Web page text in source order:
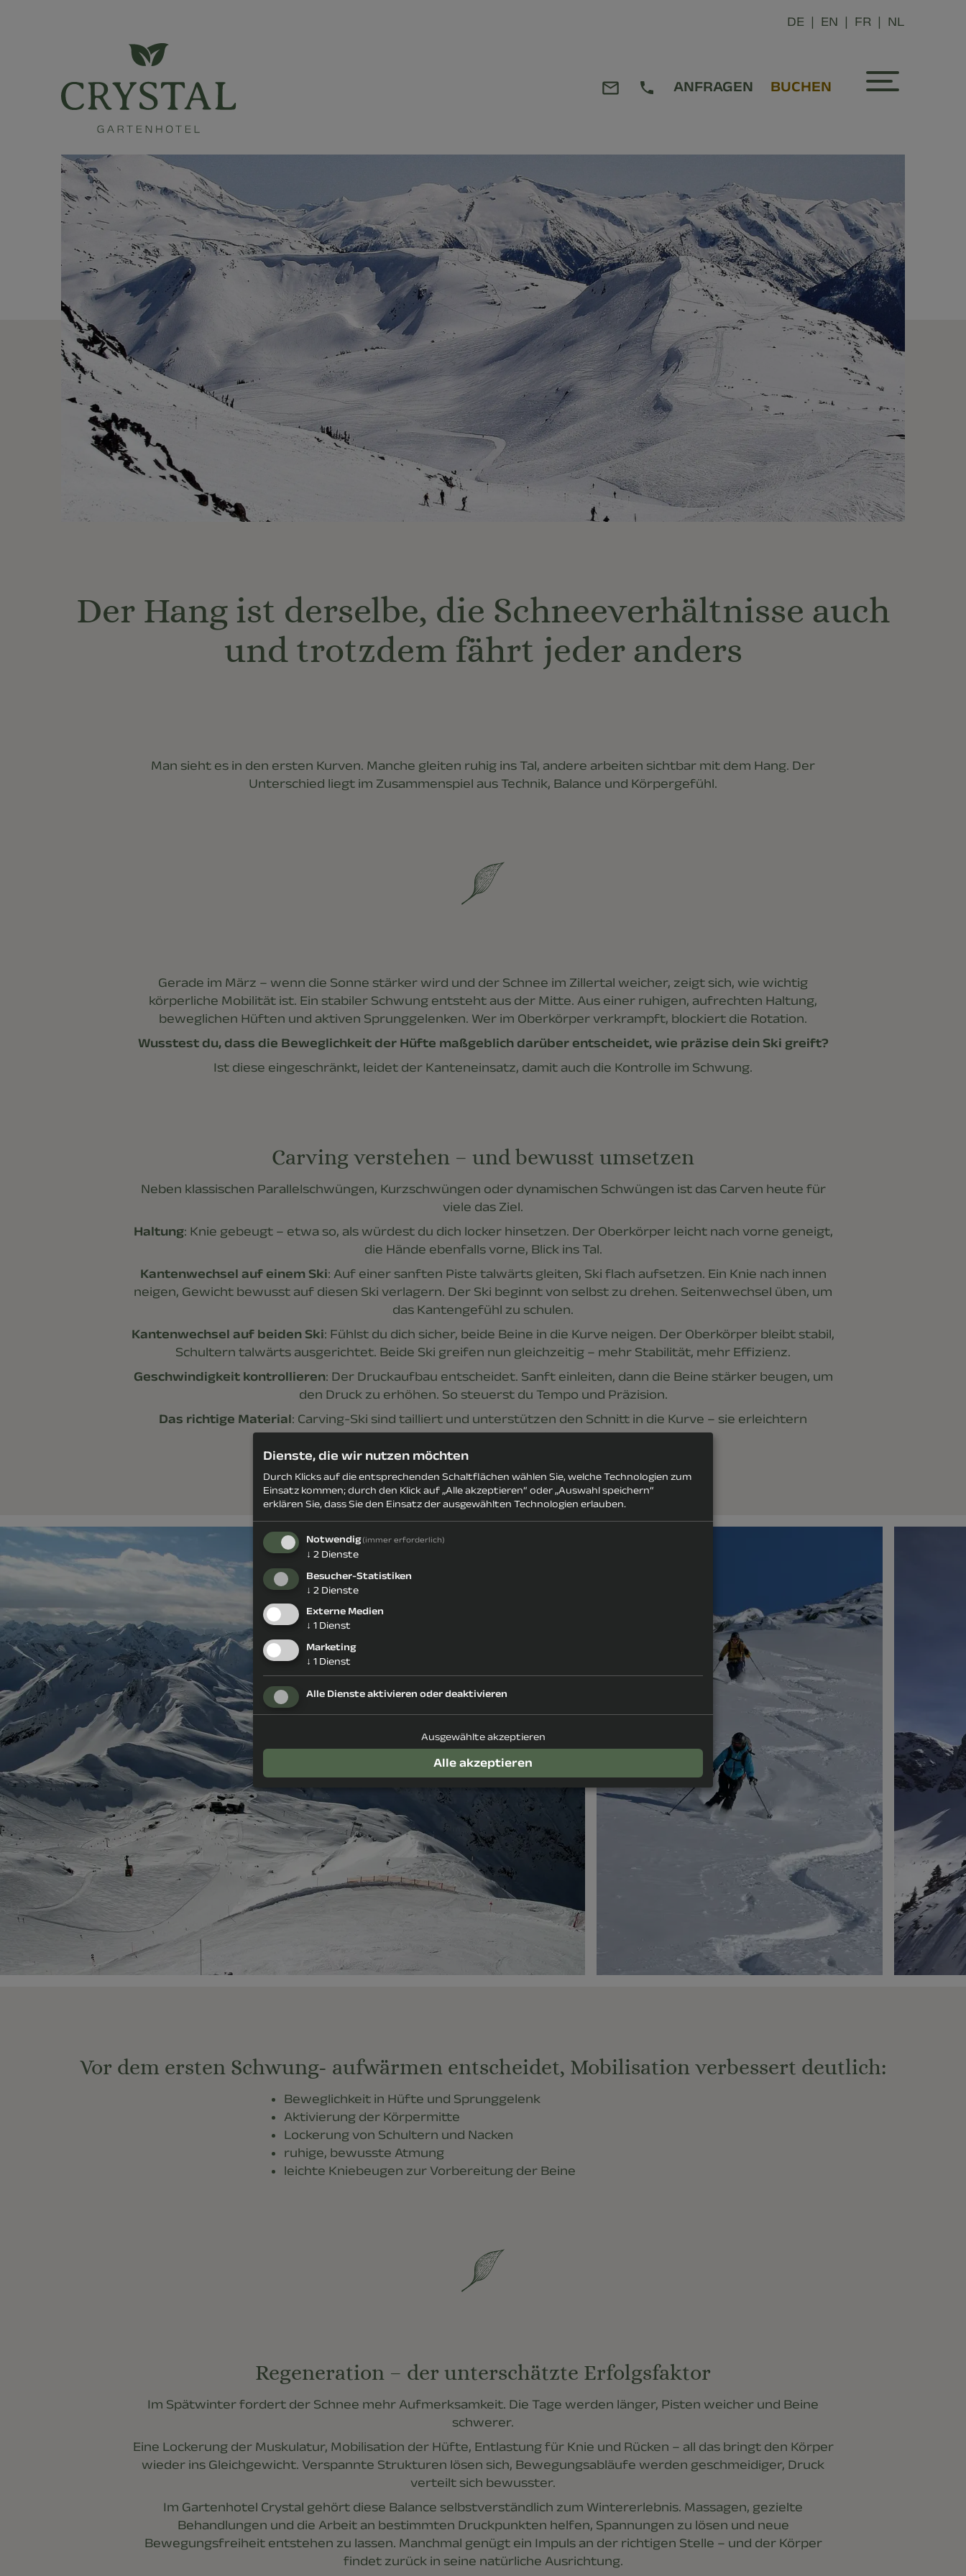
ANFRAGEN BUCHEN
DE EN FR NL
Der Hang ist derselbe, die Schneeverhältnisse auch
und trotzdem fährt jeder anders
Man sieht es in den ersten Kurven. Manche gleiten ruhig ins Tal, andere arbeiten sichtbar mit dem Hang. Der
Unterschied liegt im Zusammenspiel aus Technik, Balance und Körpergefühl.
Gerade im März – wenn die Sonne stärker wird und der Schnee im Zillertal weicher, zeigt sich, wie wichtig
körperliche Mobilität ist. Ein stabiler Schwung entsteht aus der Mitte. Aus einer ruhigen, aufrechten Haltung,
beweglichen Hüften und aktiven Sprunggelenken. Wer im Oberkörper verkrampft, blockiert die Rotation.
Wusstest du, dass die Beweglichkeit der Hüfte maßgeblich darüber entscheidet, wie präzise dein Ski greift?
Ist diese eingeschränkt, leidet der Kanteneinsatz, damit auch die Kontrolle im Schwung.
Carving verstehen – und bewusst umsetzen
Neben klassischen Parallelschwüngen, Kurzschwüngen oder dynamischen Schwüngen ist das Carven heute für
viele das Ziel.
Haltung: Knie gebeugt – etwa so, als würdest du dich locker hinsetzen. Der Oberkörper leicht nach vorne geneigt,
die Hände ebenfalls vorne, Blick ins Tal.
Kantenwechsel auf einem Ski: Auf einer sanften Piste talwärts gleiten, Ski flach aufsetzen. Ein Knie nach innen
neigen, Gewicht bewusst auf diesen Ski verlagern. Der Ski beginnt von selbst zu drehen. Seitenwechsel üben, um
das Kantengefühl zu schulen.
Kantenwechsel auf beiden Ski: Fühlst du dich sicher, beide Beine in die Kurve neigen. Der Oberkörper bleibt stabil,
Schultern talwärts ausgerichtet. Beide Ski greifen nun gleichzeitig – mehr Stabilität, mehr Effizienz.
Geschwindigkeit kontrollieren: Der Druckaufbau entscheidet. Sanft einleiten, dann die Beine stärker beugen, um
den Druck zu erhöhen. So steuerst du Tempo und Präzision.
Das richtige Material: Carving-Ski sind tailliert und unterstützen den Schnitt in die Kurve – sie erleichtern
sauberes Fahren deutlich.
Vor dem ersten Schwung- aufwärmen entscheidet, Mobilisation verbessert deutlich:
Beweglichkeit in Hüfte und Sprunggelenk
Aktivierung der Körpermitte
Lockerung von Schultern und Nacken
ruhige, bewusste Atmung
leichte Kniebeugen zur Vorbereitung der Beine
Regeneration – der unterschätzte Erfolgsfaktor
Im Spätwinter fordert der Schnee mehr Aufmerksamkeit. Die Tage werden länger, Pisten weicher und Beine
schwerer.
Eine Lockerung der Muskulatur, Mobilisation der Hüfte, Entlastung für Knie und Rücken – all das bringt den Körper
wieder ins Gleichgewicht. Verspannte Strukturen lösen sich, Bewegungsabläufe werden geschmeidiger, Druck
verteilt sich bewusster.
Im Gartenhotel Crystal gehört diese Balance selbstverständlich zum Wintererlebnis. Massagen, gezielte
Behandlungen und die Arbeit an bestimmten Druckpunkten helfen, Spannungen zu lösen und neue
Bewegungsfreiheit entstehen zu lassen. Manchmal genügt ein Impuls an der richtigen Stelle – und der Körper
findet zurück in seine natürliche Ausrichtung.
Dienste, die wir nutzen möchten
Durch Klicks auf die entsprechenden Schaltflächen wählen Sie, welche Technologien zum
Einsatz kommen; durch den Klick auf „Alle akzeptieren“ oder „Auswahl speichern“
erklären Sie, dass Sie den Einsatz der ausgewählten Technologien erlauben.
Notwendig (immer erforderlich)
↓ 2 Dienste
Besucher-Statistiken
↓ 2 Dienste
Externe Medien
↓ 1 Dienst
Marketing
↓ 1 Dienst
Alle Dienste aktivieren oder deaktivieren
Ausgewählte akzeptieren
Alle akzeptieren